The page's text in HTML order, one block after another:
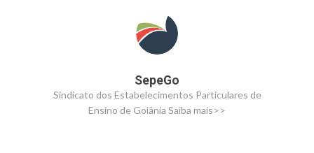
SepeGo
Sindicato dos Estabelecimentos Particulares de
Ensino de Goiânia Saiba mais>>